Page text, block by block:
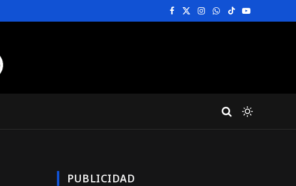
Facebook
X
Instagram
WhatsApp
TikTokYouTube
PUBLICIDAD